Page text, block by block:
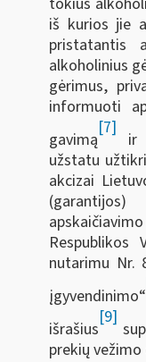
iš kurios jie
pristatantis
alkoholinius
gėrimus,
informuoti
gavimą
[7]
ir
užstatu
akcizai
Respublikos
nutarimu Nr.
įgyvendinimo“
išrašius
[9]
prekių vežimo